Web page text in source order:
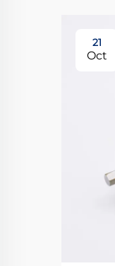
21
Oct